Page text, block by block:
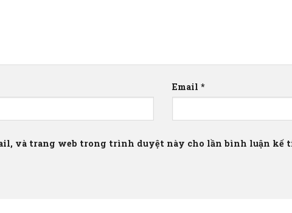
Email *
và trang web trong trình duyệt này cho lần bình luận kế